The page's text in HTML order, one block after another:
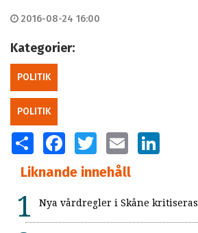
2016-08-24 16:00
Kategorier:
POLITIK
POLITIK
SHARE FACEBOOKTWITTER EMAIL
Liknande innehåll
Nya vårdregler i Skåne kritiseras